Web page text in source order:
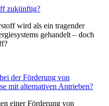
zukünftig?
wird als ein tragender
gehandelt – doch
der Förderung von
mit alternativen Antrieben?
einer Förderung von